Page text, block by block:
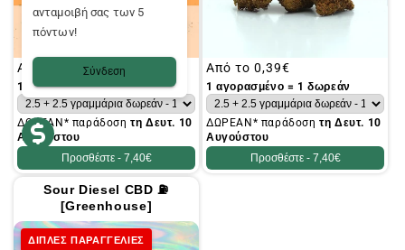
Συνήθης
τιμή
Από το 0,39€
1 αγορασμένο = 1 δωρεάν
ΔΩΡΕΑΝ* παράδοσητη Δευτ. 10
Αυγούστου
Προσθέστε - 7,40€
Συνήθης
τιμή
Από το 0,39€
1 αγορασμένο = 1 δωρεάν
ΔΩΡΕΑΝ* παράδοσητη Δευτ. 10
Αυγούστου
Προσθέστε - 7,40€
Sour Diesel CBD ⛽
[Greenhouse]
ΔΙΠΛΕΣ ΠΑΡΑΓΓΕΛΙΕΣ
ανταμοιβή σας των 5
πόντων!
Σύνδεση